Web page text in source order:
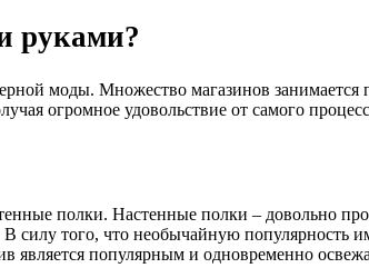
руками?
моды. Множество магазинов занимается
огромное удовольствие от самого
полки. Настенные полки – довольно
того, что необычайную популярность
является популярным и одновременно